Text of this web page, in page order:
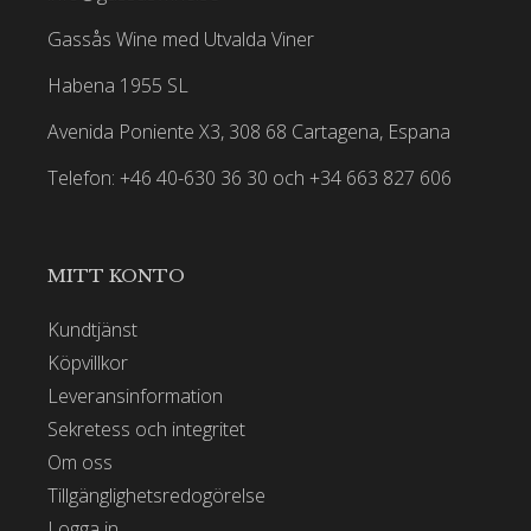
Vinmakarens stil och filosofi
Dessa hantverksmetoder är avgörande för
vinernas höga kvalitet och egenskaper.
Gassås Wine med Utvalda Viner
Habena 1955 SL
Avenida Poniente X3, 308 68 Cartagena, Espana
Telefon: +46 40-630 36 30 och +34 663 827 606
MITT KONTO
Kundtjänst
Köpvillkor
Leveransinformation
Sekretess och integritet
Om oss
Tillgänglighetsredogörelse